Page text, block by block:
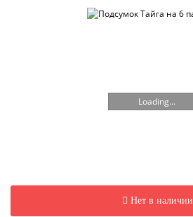
Loading...
Нет в наличии